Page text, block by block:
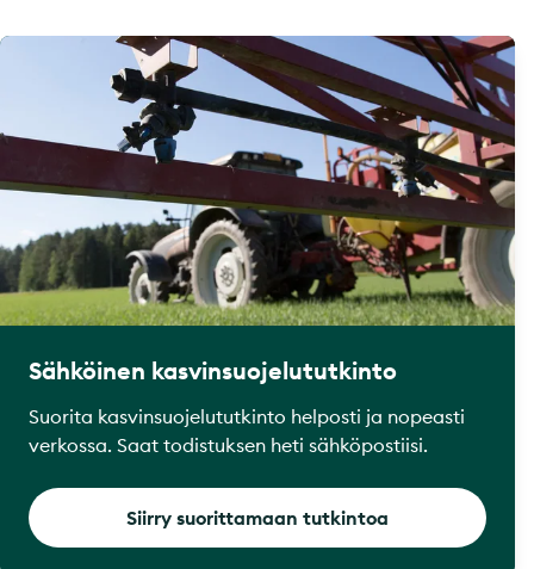
Sähköinen kasvinsuojelututkinto
Suorita kasvinsuojelututkinto helposti ja nopeasti
verkossa. Saat todistuksen heti sähköpostiisi.
Siirry suorittamaan tutkintoa